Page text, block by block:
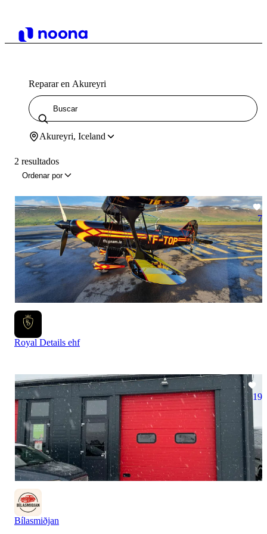
Reparar en Akureyri
Akureyri, Iceland
2 resultados
Ordenar por
7
Royal Details ehf
19
Bílasmiðjan